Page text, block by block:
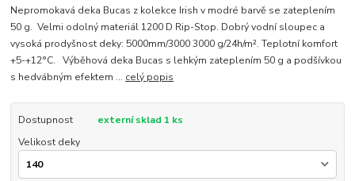
Nepromokavá deka Bucas z kolekce Irish v modré barvě se zateplením
50 g. Velmi odolný materiál 1200 D Rip-Stop. Dobrý vodní sloupec a
vysoká prodyšnost deky: 5000mm/3000 3000 g/24h/m². Teplotní komfort
+5-+12°C. Výběhová deka Bucas s lehkým zateplením 50 g a podšívkou
s hedvábným efektem ... celý popis
Dostupnost
externí sklad 1 ks
Velikost deky